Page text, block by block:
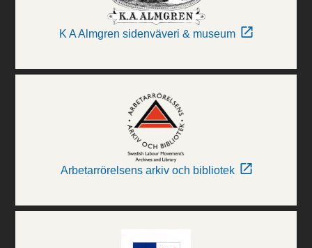
K A Almgren sidenväveri & museum
Arbetarrörelsens arkiv och bibliotek